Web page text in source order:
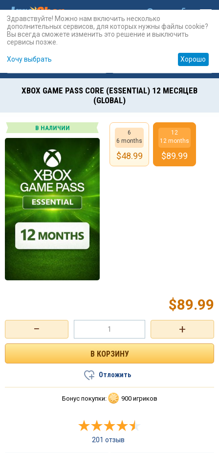
Карты Prepaid
XBOX GAME PASS CORE (ESSENTIAL) 12 МЕСЯЦЕВ
(GLOBAL)
В НАЛИЧИИ
+
−
$89.99
Отложить
Бонус покупки: 900 игриков
201 отзыв
6
6 months
$48.99
12
12 months
$89.99
Здравствуйте! Можно нам включить несколько
дополнительных сервисов, для которых нужны файлы cookie?
Вы всегда сможете изменить это решение и выключить
сервисы позже.
Хочу выбрать Хорошо